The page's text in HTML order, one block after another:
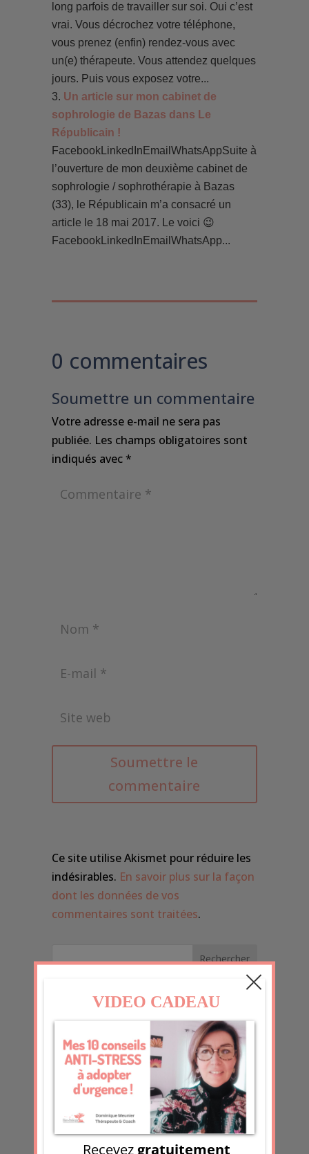
long parfois de travailler sur soi. Oui c’est
vrai. Vous décrochez votre téléphone,
vous prenez (enfin) rendez-vous avec
un(e) thérapeute. Vous attendez quelques
jours. Puis vous exposez votre...
Un article sur mon cabinet de
sophrologie de Bazas dans Le
Républicain !
FacebookLinkedInEmailWhatsAppSuite à
l’ouverture de mon deuxième cabinet de
sophrologie / sophrothérapie à Bazas
(33), le Républicain m’a consacré un
article le 18 mai 2017. Le voici 😉
FacebookLinkedInEmailWhatsApp...
0 commentaires
Soumettre un commentaire
Votre adresse e-mail ne sera pas
publiée. Les champs obligatoires sont
indiqués avec*
Soumettre le
commentaire
Ce site utilise Akismet pour réduire les
indésirables. En savoir plus sur la façon
dont les données de vos
commentaires sont traitées.
Les derniers articles
Pourquoi faisons-nous passer tout le
monde avant nous ?
30 jours de journaling émotionnel :
l’expérience que je teste en ce moment
Fatiguées de tenir
Des faits. Pas des films !